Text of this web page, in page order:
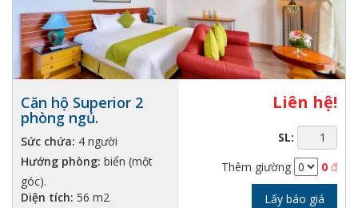
Căn hộ Superior 2
phòng ngủ.
Sức chứa: 4 người
Hướng phòng: biển (một
góc).
Diện tích: 56 m2
Liên hệ!
SL:
Thêm giường
0 đ
Lấy báo giá